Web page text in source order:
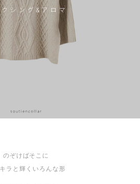
クシング&アロマ
のぞけばそこに
ラと輝くいろんな形